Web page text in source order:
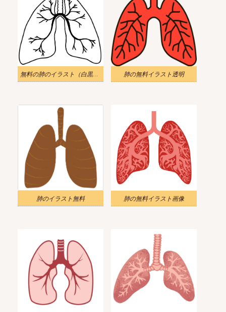
無料の肺のイラスト（白黒） 2 肺の無料イラスト透明
肺のイラスト無料 肺の無料イラスト画像